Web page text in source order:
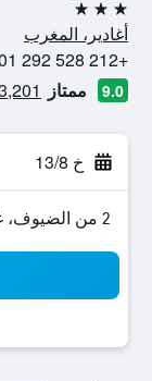
3 نجوم
أغادير، المغرب
+212 528 292 401
9.0 ممتاز 3,201 من التقييمات تم
خ 13/8
2 من الضيوف، غرفة واحدة